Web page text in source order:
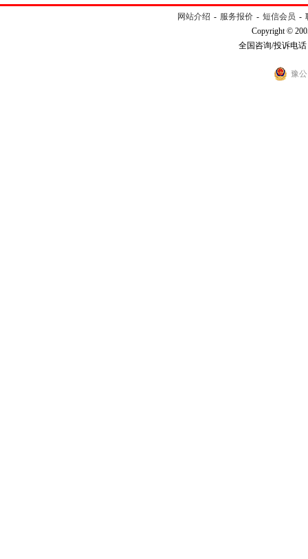
网站介绍 - 服务报价 - 短信会员 -
Copyright ©
全国咨询/投诉电话
豫